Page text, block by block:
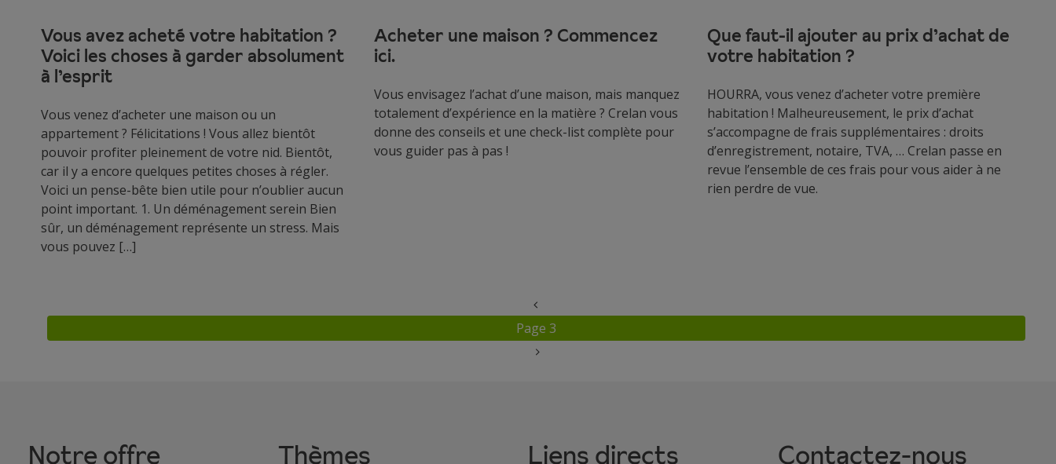
Vous avez acheté votre habitation ?
Voici les choses à garder absolument
à l’esprit
Vous venez d’acheter une maison ou un
appartement ? Félicitations ! Vous allez bientôt
pouvoir profiter pleinement de votre nid. Bientôt,
car il y a encore quelques petites choses à régler.
Voici un pense-bête bien utile pour n’oublier aucun
point important. 1. Un déménagement serein Bien
sûr, un déménagement représente un stress. Mais
vous pouvez […]
Acheter une maison ? Commencez
ici.
Vous envisagez l’achat d’une maison, mais manquez
totalement d’expérience en la matière ? Crelan vous
donne des conseils et une check-list complète pour
vous guider pas à pas !
Que faut-il ajouter au prix d’achat de
votre habitation ?
HOURRA, vous venez d’acheter votre première
habitation ! Malheureusement, le prix d’achat
s’accompagne de frais supplémentaires : droits
d’enregistrement, notaire, TVA, … Crelan passe en
revue l’ensemble de ces frais pour vous aider à ne
rien perdre de vue.
Pagination
Page 3
Notre offre Thèmes Liens directs Contactez-nous